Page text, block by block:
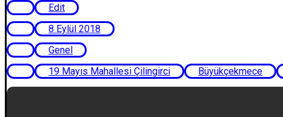
Edit
8 Eylül 2018
Genel
19 Mayıs Mahallesi Çilingirci
Büyükçekmece